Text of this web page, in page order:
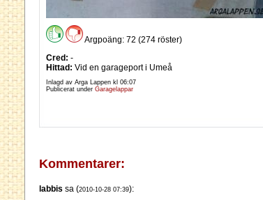
Argpoäng: 72 (274 röster)
Cred: -
Hittad: Vid en garageport i Umeå
Inlagd av Arga Lappen kl 06:07
Publicerat under Garagelappar
Kommentarer:
labbis sa (2010-10-28 07:39):